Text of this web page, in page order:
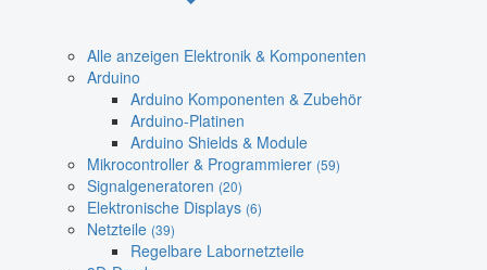
Alle anzeigen Elektronik & Komponenten
Arduino
Arduino Komponenten & Zubehör
Arduino-Platinen
Arduino Shields & Module
Mikrocontroller & Programmierer (59)
Signalgeneratoren (20)
Elektronische Displays (6)
Netzteile (39)
Regelbare Labornetzteile